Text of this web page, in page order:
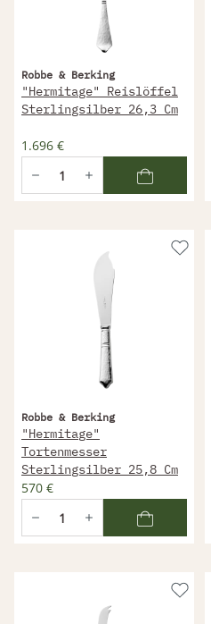
Robbe & Berking
"Hermitage" Reislöffel
Sterlingsilber 26,3 Cm
1.696 €
Robbe & Berking
"Hermitage"
Tortenmesser
Sterlingsilber 25,8 Cm
570 €